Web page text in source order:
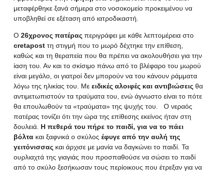
μεταφέρθηκε ξανά σήμερα στο νοσοκομείο προκειμένου να
υποβληθεί σε εξέταση από ιατροδικαστή.
Ο 26χρονος πατέρας περιγράφει με κάθε λεπτομέρεια στο
cretapost τη στιγμή που το μωρό δέχτηκε την επίθεση,
καθώς και τη θεραπεία που θα πρέπει να ακολουθήσει για την
ίαση του. Αν και το σκίσιμο πάνω από το βλέφαρο του μωρού
είναι μεγάλο, οι γιατροί δεν μπορούν να του κάνουν ράμματα
λόγω της ηλικίας του. Με ειδικές αλοιφές και αντιβιώσεις θα
αντιμετωπιστούν τα τραύματα του, ενώ άγνωστο είναι το πότε
θα επουλωθούν τα «τραύματα» της ψυχής του.
Ο νεραός
πατέρας τονίζει ότι την ώρα της επίθεσης εκείνος ήταν στη
δουλειά. Η πεθερά του πήρε το παιδί, για να το πάει
βόλτα και ξαφνικά ο σκύλος έφυγε από την αυλή της
γειτόνισσας και άρχισε με μανία να δαγκώνει το παιδί. Τα
ουρλιαχτά της γιαγιάς που προσπαθούσε να σώσει το παιδί
από το σκύλο ξεσήκωσαν τους περίοικους που έτρεξαν για να